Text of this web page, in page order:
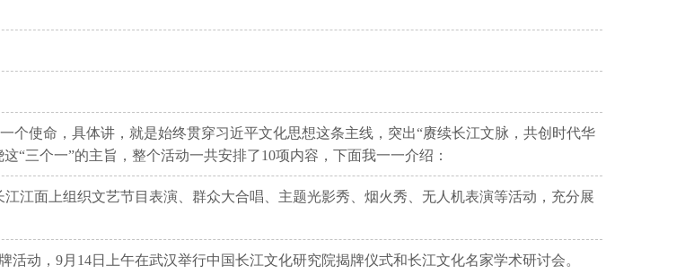
个使命，具体讲，就是始终贯穿习近平文化思想这条主线，突出“赓续长江文脉，共创时代华
“三个一”的主旨，整个活动一共安排了10项内容，下面我一一介绍：
江面上组织文艺节目表演、群众大合唱、主题光影秀、烟火秀、无人机表演等活动，充分展
动，9月14日上午在武汉举行中国长江文化研究院揭牌仪式和长江文化名家学术研讨会。